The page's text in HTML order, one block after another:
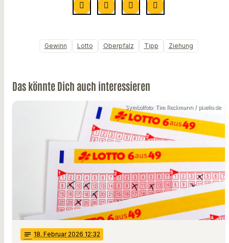
Gewinn Lotto Oberpfalz Tipp Ziehung
Das könnte Dich auch interessieren
Symbolfoto: Tim Reckmann / pixelio.de
notes 18. Februar 2026 12:32